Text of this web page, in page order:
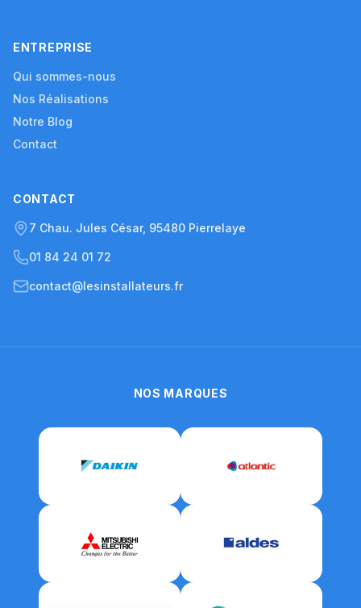
ENTREPRISE
Qui sommes-nous
Nos Réalisations
Notre Blog
Contact
CONTACT
7 Chau. Jules César, 95480 Pierrelaye
01 84 24 01 72
contact@lesinstallateurs.fr
NOS MARQUES